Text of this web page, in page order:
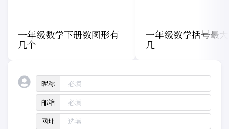
一年级数学下册数图形有
几个
一年级数学括号最
几
昵称
邮箱
网址